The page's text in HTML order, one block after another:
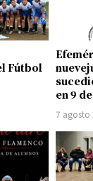
Fútbol
en 9
7 agosto